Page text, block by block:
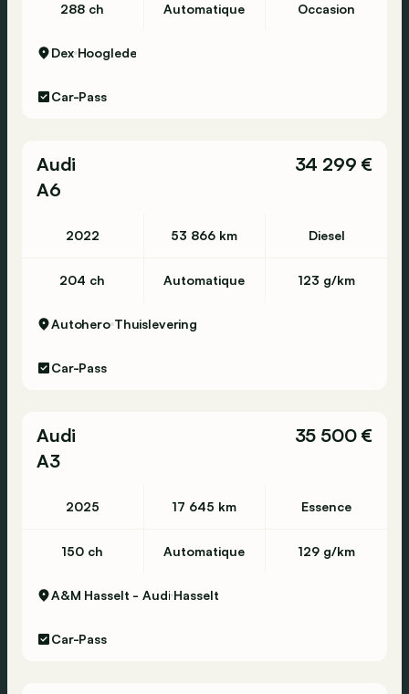
288 ch Automatique Occasion
Dex Hooglede
Car-Pass
Audi
A6
34 299 €
2022 53 866 km Diesel
204 ch Automatique 123 g/km
Autohero Thuislevering
Car-Pass
Audi
A3
35 500 €
2025 17 645 km Essence
150 ch Automatique 129 g/km
A&M Hasselt - Audi Hasselt
Car-Pass